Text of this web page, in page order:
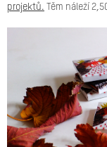
Kontakty
projektů. Těm náleží